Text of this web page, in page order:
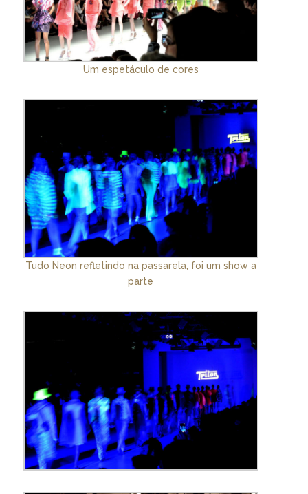
Um espetáculo de cores
Tudo Neon refletindo na passarela, foi um show a
parte